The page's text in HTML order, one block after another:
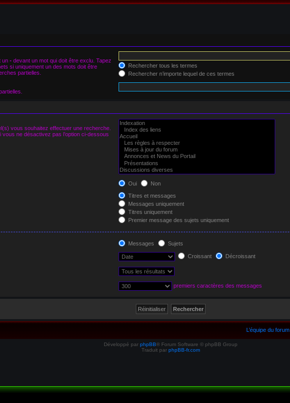
un -devant un mot qui doit être exclu. Tapez
si uniquement un des mots doit être
partielles.
Rechercher tous les termes
Rechercher n’importe lequel de ces termes
vous souhaitez effectuer une recherche.
ne désactivez pas l’option ci-dessous
Oui
Non
Titres et messages
Messages uniquement
Titres uniquement
Premier message des sujets uniquement
Messages
Sujets
Croissant Décroissant
premiers caractères des messages
L’équipe du forum
Développé par phpBB® Forum Software © phpBB Group
Traduit par phpBB-fr.com